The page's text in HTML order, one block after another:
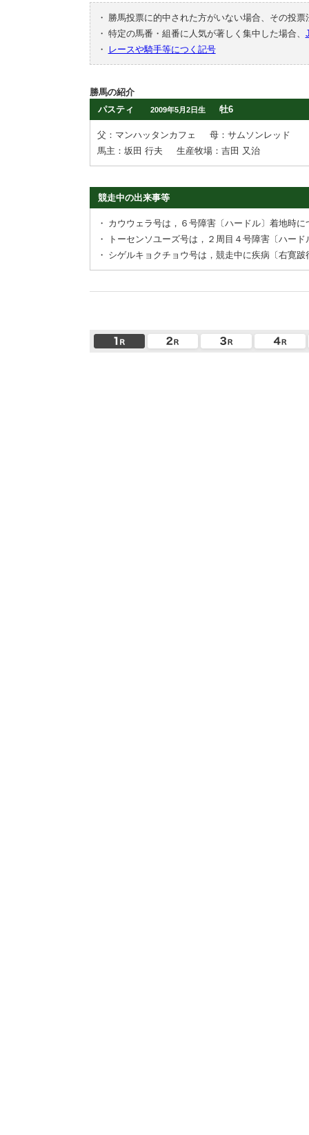
・
勝馬投票に的中された方がいない場合、その投
・ 特定の馬番・組番に人気が著しく集中した場合、
・
レースや騎手等につく記号
勝馬の紹介
パスティ
2009年5月2日生 牡6
父：マンハッタンカフェ
母：サムソンレッド
馬主：坂田 行夫
生産牧場：吉田 又治
競走中の出来事等
・ カウウェラ号は，６号障害〔ハードル〕着地時
・
トーセンソユーズ号は，２周目４号障害〔ハー
・ シゲルキョクチョウ号は，競走中に疾病〔右寛